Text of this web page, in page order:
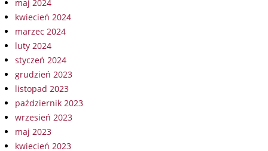
maj 2024
kwiecień 2024
marzec 2024
luty 2024
styczeń 2024
grudzień 2023
listopad 2023
październik 2023
wrzesień 2023
maj 2023
kwiecień 2023